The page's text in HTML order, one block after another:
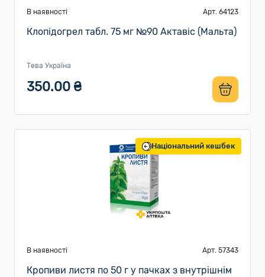
В наявності Арт. 64123
Клопідогрел табл. 75 мг №90 Актавіс (Мальта)
Тева Україна
350.00 ₴
Національний кешбек
В наявності Арт. 57343
Кропиви листя по 50 г у пачках з внутрішнім